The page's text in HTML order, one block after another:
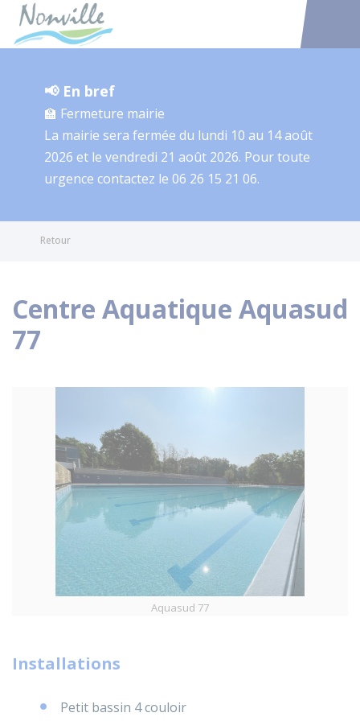
Accéder
📢 En bref
🏫 Fermeture mairie
La mairie sera fermée du lundi 10 au 14 août
2026 et le vendredi 21 août 2026. Pour toute
urgence contactez le 06 26 15 21 06.
Retour
Centre Aquatique Aquasud
77
Aquasud 77
Installations
Petit bassin 4 couloir